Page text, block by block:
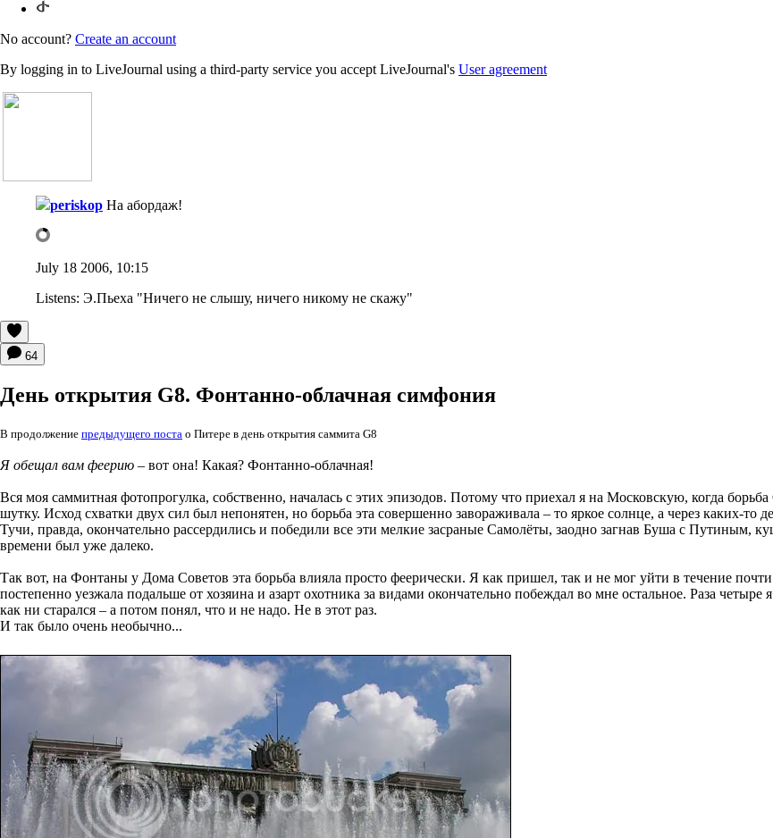
No account? Create an account
By logging in to LiveJournal using a third-party service you accept LiveJournal's User agreement
periskop На абордаж!
July 18 2006, 10:15
Listens: Э.Пьеха "Ничего не слышу, ничего никому не скажу"
64
День открытия G8. Фонтанно-облачная симфония
В продолжение предыдущего поста о Питере в день открытия саммита G8
Я обещал вам феерию – вот она! Какая? Фонтанно-облачная!
Вся моя саммитная фотопрогулка, собственно, началась с этих эпизодов. Потому что приехал я на Московскую, когда
шутку. Исход схватки двух сил был непонятен, но борьба эта совершенно завораживала – то яркое солнце, а через каких-то
Тучи, правда, окончательно рассердились и победили все эти мелкие засраные Самолёты, заодно загнав Буша с
времени был уже далеко.
Так вот, на Фонтаны у Дома Советов эта борьба влияла просто феерически. Я как пришел, так и не мог уйти в течение
постепенно уезжала подальше от хозяина и азарт охотника за видами окончательно побеждал во мне остальное. Раза
как ни старался – а потом понял, что и не надо. Не в этот раз.
И так было очень необычно...